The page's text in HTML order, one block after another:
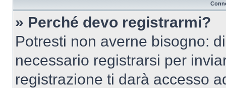
» Perché devo registrarmi?
Potresti non averne bisogno:
necessario registrarsi per
registrazione ti darà accesso